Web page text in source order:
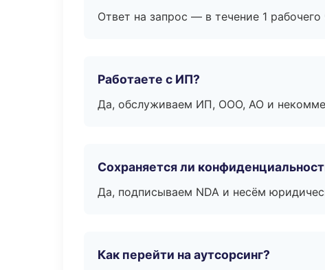
Ответ на запрос — в течение 1
Работаете с ИП?
Да, обслуживаем ИП, ООО, АО и
Сохраняется ли
Да, подписываем NDA и несём
Как перейти на аутсорсинг?